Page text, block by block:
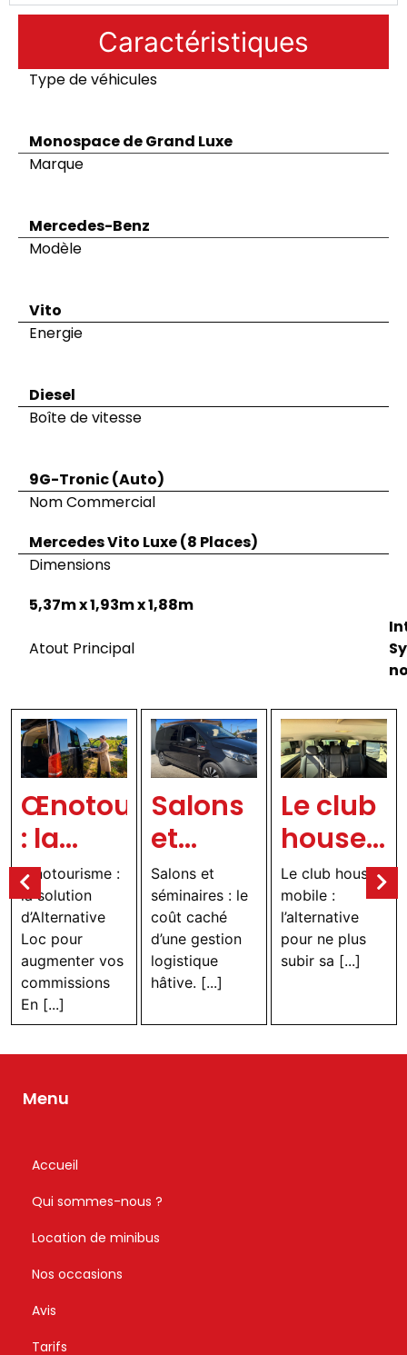
Caractéristiques
Type de véhicules
Monospace de Grand Luxe
Marque
Mercedes-Benz
Modèle
Vito
Energie
Diesel
Boîte de vitesse
9G-Tronic (Auto)
Nom Commercial
Mercedes Vito Luxe (8 Places)
Dimensions
5,37m x 1,93m x 1,88m
Atout Principal
Œnotourisme
: la
solution
d’Alternative
Loc
pour
augmenter
vos
Œnotourisme :
la solution
d’Alternative
Loc pour
augmenter vos
commissions
En [...]
Salons
et
séminaires
: le coût
caché
d’une
gestion
logistique
Salons et
séminaires : le
coût caché
d’une gestion
logistique
hâtive. [...]
Le club
house
mobile
:
pour ne
subir
Le club house
mobile :
l’alternative
pour ne plus
subir sa [...]
Menu
Accueil
Qui sommes-nous ?
Location de minibus
Nos occasions
Avis
Tarifs